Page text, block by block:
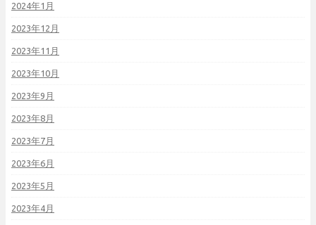
2024年1月
2023年12月
2023年11月
2023年10月
2023年9月
2023年8月
2023年7月
2023年6月
2023年5月
2023年4月